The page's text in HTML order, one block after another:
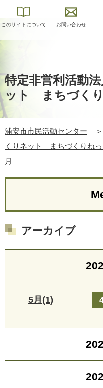
このサイトについて お問い合わせ
特定非営利活動
ット まちづく
浦安市市民活動センター ＞
くりネット まちづくりねっ
月
アーカイブ
5月(1)